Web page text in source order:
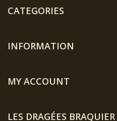
CATEGORIES
INFORMATION
MY ACCOUNT
LES DRAGÉES BRAQUIER